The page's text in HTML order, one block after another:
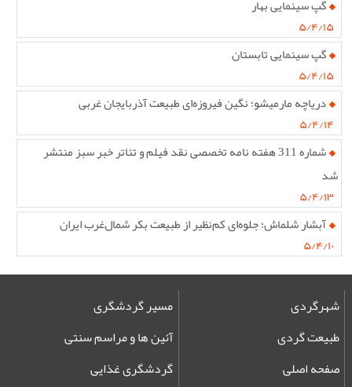
گپ سینمایی بهار
۵/۴/۱۵
گپ سینمایی تابستان
۵/۴/۱۵
دریاچه مارمیشو؛ نگین فیروزه‌ای طبیعت آذربایجان غربی
۵/۴/۱۴
شماره 311 هفته نامه تخصصی نقد فیلم و تئاتر خبر سبز منتشر
شد
۵/۴/۱۳
آبشار شلماش؛ جلوه‌ای کم‌نظیر از طبیعت بکر شمال‌غرب ایران
۵/۴/۱۰
شهرگردی
طبیعت گردی
صفحه اصلی
مسیر گردشگری
آئین ها و مراسم سنتی
گردشگری غذایی